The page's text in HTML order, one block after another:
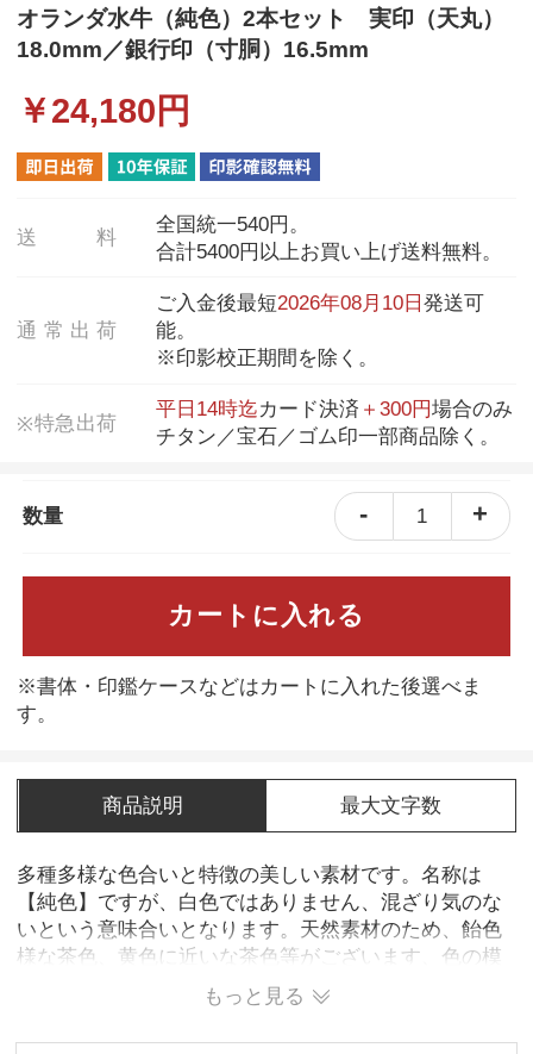
オランダ水牛（純色）2本セット 実印（天丸）
18.0mm／銀行印（寸胴）16.5mm
￥24,180 円
送 料
全国統一540円。
合計5400円以上お買い上げ送料無料。
通 常 出 荷
ご入金後最短2026年08月10日発送可
能。
※印影校正期間を除く。
※特急出荷
平日14時迄カード決済 ＋300円場合のみ
チタン／宝石／ゴム印一部商品除く。
数量 - 1 +
カートに入れる
※書体・印鑑ケースなどはカートに入れた後選べま
す。
商品説明 最大文字数
多種多様な色合いと特徴の美しい素材です。名称は
【純色】ですが、白色ではありません、混ざり気のな
いという意味合いとなります。天然素材のため、飴色
様な茶色、黄色に近いな茶色等がございます、色の模
様が少ないものが貴重とされます。見た目の美しさや
高級感から黒水牛と並んで人気が高く、印鑑としての
耐久性や押印性に特に優れています。現在では主にオ
もっと見る